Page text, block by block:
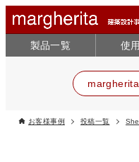
製品一覧 使
margherita
お客様事例 投稿一覧